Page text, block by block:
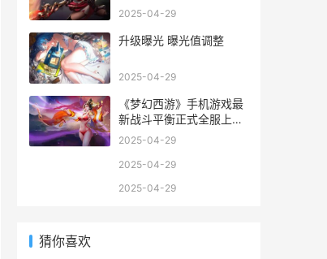
2025-04-29
升级曝光 曝光值调整
2025-04-29
《梦幻西游》手机游戏最
新战斗平衡正式全服上线
梦幻西游手游逐月蜃境特
2025-04-29
2025-04-29
2025-04-29
猜你喜欢